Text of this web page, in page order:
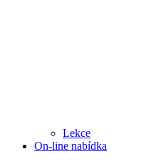
Lekce
On-line nabídka